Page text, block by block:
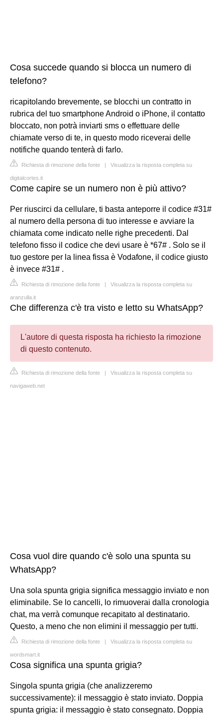
Cosa succede quando si blocca un numero di
telefono?
ricapitolando brevemente, se blocchi un contratto in
rubrica del tuo smartphone Android o iPhone, il contatto
bloccato, non potrà inviarti sms o effettuare delle
chiamate verso di te, in questo modo riceverai delle
notifiche quando tenterà di farlo.
Richiesta di rimozione della fonte | Visualizza la risposta completa su
digitalcortes.it
Come capire se un numero non è più attivo?
Per riuscirci da cellulare, ti basta anteporre il codice #31#
al numero della persona di tuo interesse e avviare la
chiamata come indicato nelle righe precedenti. Dal
telefono fisso il codice che devi usare è *67# . Solo se il
tuo gestore per la linea fissa è Vodafone, il codice giusto
è invece #31# .
Richiesta di rimozione della fonte | Visualizza la risposta completa su
aranzulla.it
Che differenza c'è tra visto e letto su WhatsApp?
L'autore di questa risposta ha richiesto la rimozione
di questo contenuto.
Richiesta di rimozione della fonte | Visualizza la risposta completa su
navigaweb.net
Cosa vuol dire quando c'è solo una spunta su
WhatsApp?
Una sola spunta grigia significa messaggio inviato e non
eliminabile. Se lo cancelli, lo rimuoverai dalla cronologia
chat, ma verrà comunque recapitato al destinatario.
Questo, a meno che non elimini il messaggio per tutti.
Richiesta di rimozione della fonte | Visualizza la risposta completa su
wordsmart.it
Cosa significa una spunta grigia?
Singola spunta grigia (che analizzeremo
successivamente): il messaggio è stato inviato. Doppia
spunta grigia: il messaggio è stato consegnato. Doppia